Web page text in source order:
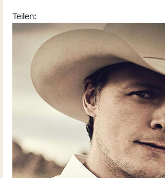
Teilen: